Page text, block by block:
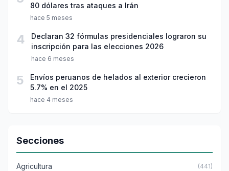
80 dólares tras ataques a Irán
hace 5 meses
4
Declaran 32 fórmulas presidenciales lograron su
inscripción para las elecciones 2026
hace 6 meses
5
Envíos peruanos de helados al exterior crecieron
5.7% en el 2025
hace 4 meses
Secciones
Agricultura (441)